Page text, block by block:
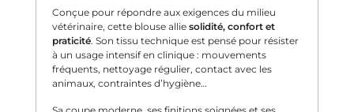
Conçue pour répondre aux exigences du milieu
vétérinaire, cette blouse allie solidité, confort et
praticité. Son tissu technique est pensé pour résister
à un usage intensif en clinique : mouvements
fréquents, nettoyage régulier, contact avec les
animaux, contraintes d’hygiène…